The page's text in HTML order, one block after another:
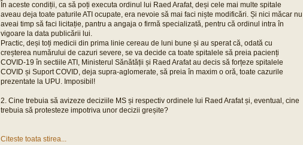
În aceste condiții, ca să poți executa ordinul lui Raed Arafat, deși cele mai multe spitale
aveau deja toate paturile ATI ocupate, era nevoie să mai faci niște modificări. Și nici măcar nu
aveai timp să faci licitație, pantru a angaja o firmă specializată, pentru că ordinul intra în
vigoare la data publicării lui.
Practic, deși toți medicii din prima linie cereau de luni bune și au sperat că, odată cu
creșterea numărului de cazuri severe, se va decide ca toate spitalele să preia pacienți
COVID-19 în sectiile ATI, Ministerul Sănătății și Raed Arafat au decis să forțeze spitalele
COVID și Suport COVID, deja supra-aglomerate, să preia în maxim o oră, toate cazurile
prezentate la UPU. Imposibil!
2. Cine trebuia să avizeze deciziile MS și respectiv ordinele lui Raed Arafat și, eventual, cine
trebuia să protesteze impotriva unor decizii greșite?
Citeste toata stirea...